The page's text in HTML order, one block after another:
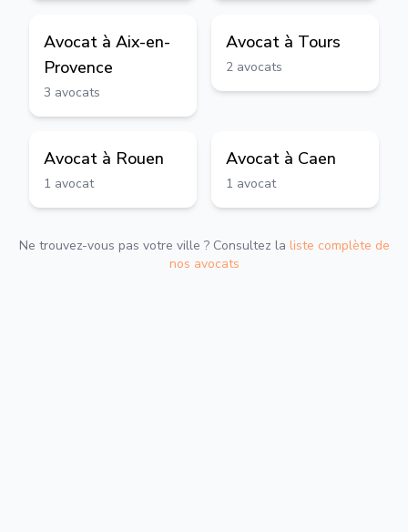
Avocat à Aix-en-
Provence
3 avocats
Avocat à Tours
2 avocats
Avocat à Rouen
1 avocat
Avocat à Caen
1 avocat
Ne trouvez-vous pas votre ville ? Consultez la liste complète de
nos avocats